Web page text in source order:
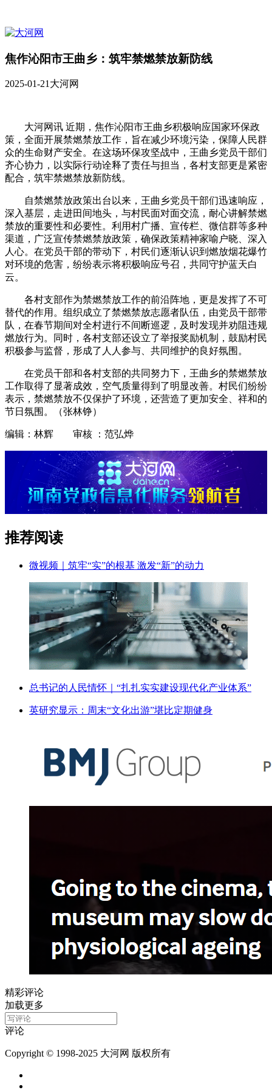
焦作沁阳市王曲乡：筑牢禁燃禁放新防线
2025-01-21大河网
大河网讯 近期，焦作沁阳市王曲乡积极响应国家环保政
策，全面开展禁燃禁放工作，旨在减少环境污染，保障人民群
众的生命财产安全。在这场环保攻坚战中，王曲乡党员干部们
齐心协力，以实际行动诠释了责任与担当，各村支部更是紧密
配合，筑牢禁燃禁放新防线。
自禁燃禁放政策出台以来，王曲乡党员干部们迅速响应，
深入基层，走进田间地头，与村民面对面交流，耐心讲解禁燃
禁放的重要性和必要性。利用村广播、宣传栏、微信群等多种
渠道，广泛宣传禁燃禁放政策，确保政策精神家喻户晓、深入
人心。在党员干部的带动下，村民们逐渐认识到燃放烟花爆竹
对环境的危害，纷纷表示将积极响应号召，共同守护蓝天白
云。
各村支部作为禁燃禁放工作的前沿阵地，更是发挥了不可
替代的作用。组织成立了禁燃禁放志愿者队伍，由党员干部带
队，在春节期间对全村进行不间断巡逻，及时发现并劝阻违规
燃放行为。同时，各村支部还设立了举报奖励机制，鼓励村民
积极参与监督，形成了人人参与、共同维护的良好氛围。
在党员干部和各村支部的共同努力下，王曲乡的禁燃禁放
工作取得了显著成效，空气质量得到了明显改善。村民们纷纷
表示，禁燃禁放不仅保护了环境，还营造了更加安全、祥和的
节日氛围。（张林铮）
编辑：林辉 审核 ：范弘烨
推荐阅读
微视频｜筑牢“实”的根基 激发“新”的动力
总书记的人民情怀｜“扎扎实实建设现代化产业体系”
英研究显示：周末“文化出游”堪比定期健身
精彩评论
加载更多
评论
Copyright © 1998-2025 大河网 版权所有